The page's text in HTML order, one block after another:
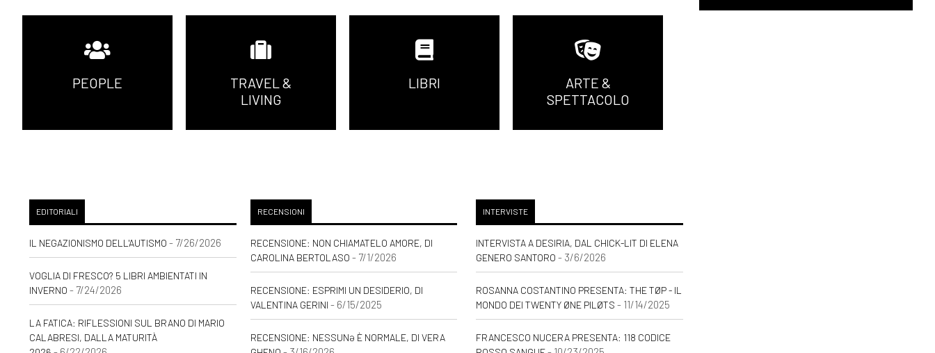
Maggio 2021
[19] Luce Innaturale, di Nicole Tinazzi: pagina 69
Settembre 2020
[03]Storie delle Terre Unite. Il risveglio della Fenice, di Andrea Riccardo Gasparoni: pagina 69
Agosto 2020
Caro e stinto, di Maury Incen: pagina 69
Maggio 2020
PEOPLE
TRAVEL &
LIVING
LIBRI
ARTE &
SPETTACOLO
EDITORIALI
IL NEGAZIONISMO DELL'AUTISMO - 7/26/2026
VOGLIA DI FRESCO? 5 LIBRI AMBIENTATI IN
INVERNO - 7/24/2026
LA FATICA: RIFLESSIONI SUL BRANO DI MARIO
CALABRESI, DALLA MATURITÀ
RECENSIONI
RECENSIONE: NON CHIAMATELO AMORE, DI
CAROLINA BERTOLASO - 7/1/2026
RECENSIONE: ESPRIMI UN DESIDERIO, DI
VALENTINA GERINI - 6/15/2025
RECENSIONE: NESSUNƏ È NORMALE, DI VERA
INTERVISTE
INTERVISTA A DESIRIA, DAL CHICK-LIT DI ELENA
GENERO SANTORO - 3/6/2026
ROSANNA COSTANTINO PRESENTA: THE TØP - IL
MONDO DEI TWENTY ØNE PILØTS - 11/14/2025
FRANCESCO NUCERA PRESENTA: 118 CODICE